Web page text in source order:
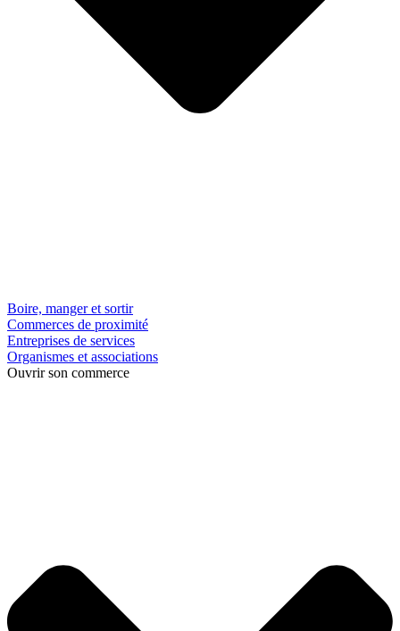
Boire, manger et sortir
Commerces de proximité
Entreprises de services
Organismes et associations
Ouvrir son commerce